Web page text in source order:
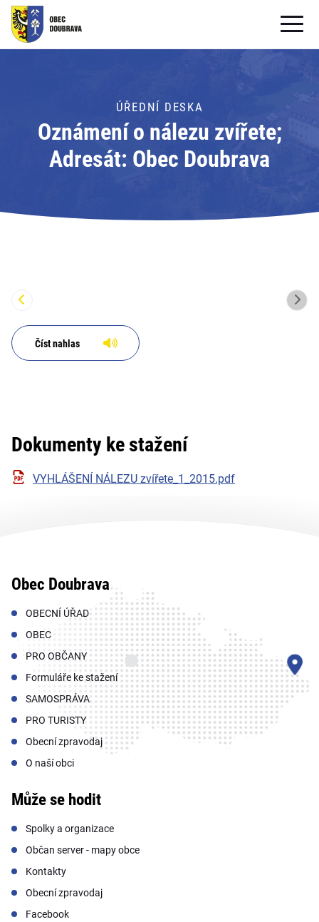
OBECNÍ ÚŘAD
PRO OBČANY
Formuláře ke stažení
PRO TURISTY
ÚŘEDNÍ DESKA
Oznámení o nálezu zvířete;
Adresát: Obec Doubrava
Číst nahlas
Dokumenty ke stažení
VYHLÁŠENÍ NÁLEZU zvířete_1_2015.pdf
Obec Doubrava
OBECNÍ ÚŘAD
OBEC
PRO OBČANY
Formuláře ke stažení
SAMOSPRÁVA
PRO TURISTY
Obecní zpravodaj
O naší obci
Může se hodit
Spolky a organizace
Občan server - mapy obce
Kontakty
Obecní zpravodaj
Facebook